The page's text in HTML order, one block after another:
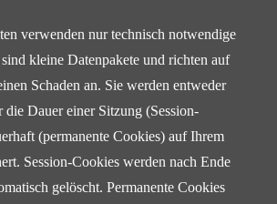
verwenden nur technisch notwendige
kleine Datenpakete und richten auf
Schaden an. Sie werden entweder
die Dauer einer Sitzung (Session-
(permanente Cookies) auf Ihrem
Session-Cookies werden nach Ende
gelöscht. Permanente Cookies